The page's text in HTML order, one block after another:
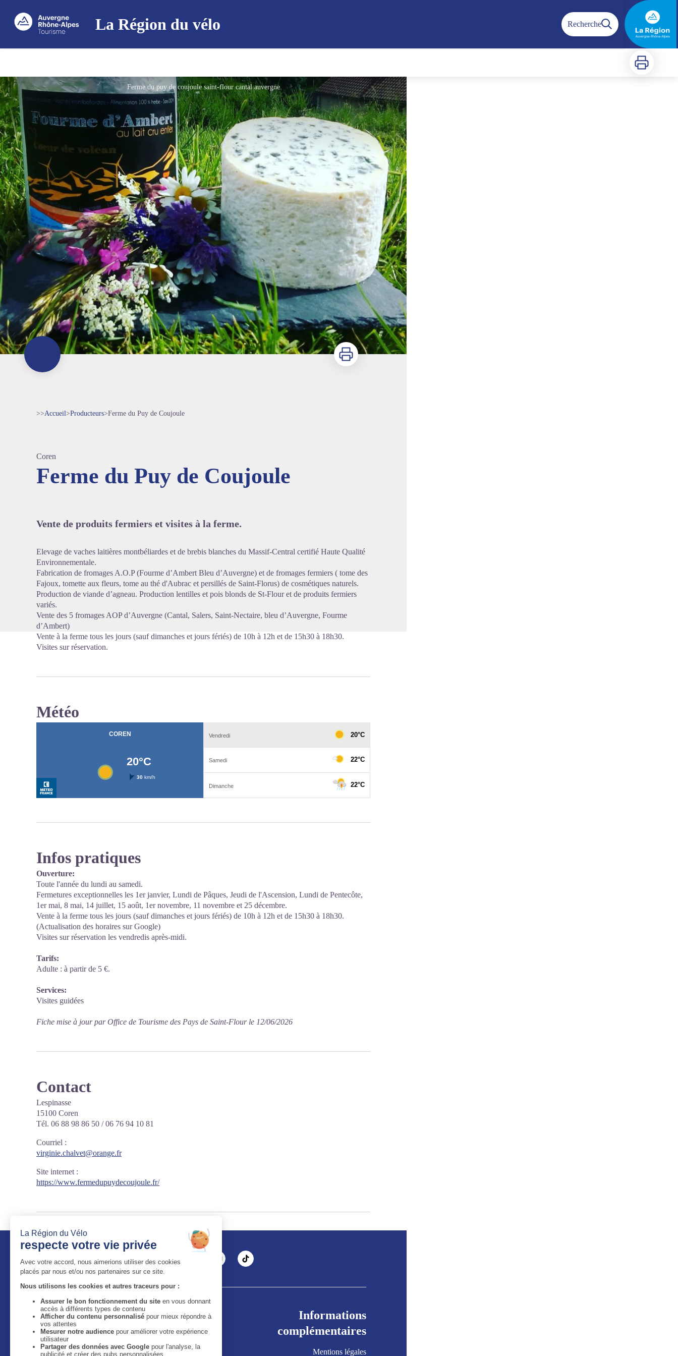
La Région du vélo Recherche
Imprimer
Ferme du puy de coujoule saint-flour cantal auvergne
Imprimer
>>Accueil>Producteurs>Ferme du Puy de Coujoule
Coren
Ferme du Puy de Coujoule
Vente de produits fermiers et visites à la ferme.
Elevage de vaches laitières montbéliardes et de brebis blanches du Massif-Central certifié Haute Qualité
Environnementale.
Fabrication de fromages A.O.P (Fourme d’Ambert Bleu d’Auvergne) et de fromages fermiers ( tome des
Fajoux, tomette aux fleurs, tome au thé d'Aubrac et persillés de Saint-Florus) de cosmétiques naturels.
Production de viande d’agneau. Production lentilles et pois blonds de St-Flour et de produits fermiers
variés.
Vente des 5 fromages AOP d’Auvergne (Cantal, Salers, Saint-Nectaire, bleu d’Auvergne, Fourme
d’Ambert)
Vente à la ferme tous les jours (sauf dimanches et jours fériés) de 10h à 12h et de 15h30 à 18h30.
Visites sur réservation.
Météo
Infos pratiques
Ouverture:
Toute l'année du lundi au samedi.
Fermetures exceptionnelles les 1er janvier, Lundi de Pâques, Jeudi de l'Ascension, Lundi de Pentecôte,
1er mai, 8 mai, 14 juillet, 15 août, 1er novembre, 11 novembre et 25 décembre.
Vente à la ferme tous les jours (sauf dimanches et jours fériés) de 10h à 12h et de 15h30 à 18h30.
(Actualisation des horaires sur Google)
Visites sur réservation les vendredis après-midi.
Tarifs:
Adulte : à partir de 5 €.
Services:
Visites guidées
Fiche mise à jour par Office de Tourisme des Pays de Saint-Flour le 12/06/2026
Contact
Lespinasse
15100 Coren
Tél. 06 88 98 86 50 / 06 76 94 10 81
Courriel :
virginie.chalvet@orange.fr
Site internet :
https://www.fermedupuydecoujoule.fr/
Auvergne-Rhône-Alpes Tourisme
11 bis quai Perrache - 69002 Lyon
59 boulevard Léon Jouhaux - 63050 Clermont-Ferrand
Informations
complémentaires
Mentions légales